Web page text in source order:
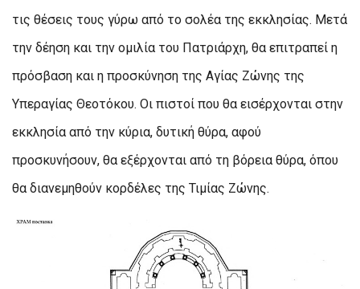
τις θέσεις τους γύρω από το σολέα της εκκλησίας. Μετά
την δέηση και την ομιλία του Πατριάρχη, θα επιτραπεί η
πρόσβαση και η προσκύνηση της Αγίας Ζώνης της
Υπεραγίας Θεοτόκου. Οι πιστοί που θα εισέρχονται στην
εκκλησία από την κύρια, δυτική θύρα, αφού
προσκυνήσουν, θα εξέρχονται από τη βόρεια θύρα, όπου
θα διανεμηθούν κορδέλες της Τιμίας Ζώνης.